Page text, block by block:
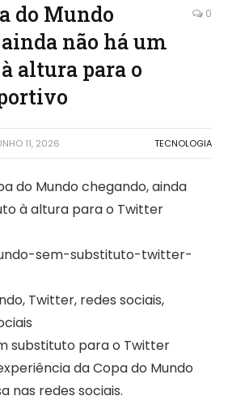
do Mundo
não há um
altura para o
0
11, 2026 TECNOLOGIA
do Mundo chegando, ainda
à altura para o Twitter
sem-substituto-twitter-
Twitter, redes sociais,
substituto para o Twitter
da Copa do Mundo
nas redes sociais.